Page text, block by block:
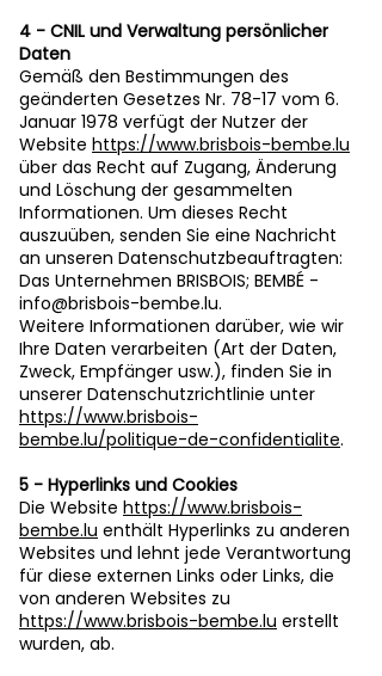
4 - CNIL und Verwaltung persönlicher
Daten
Gemäß den Bestimmungen des
geänderten Gesetzes Nr. 78-17 vom 6.
Januar 1978 verfügt der Nutzer der
Website https://www.brisbois-bembe.lu
über das Recht auf Zugang, Änderung
und Löschung der gesammelten
Informationen. Um dieses Recht
auszuüben, senden Sie eine Nachricht
an unseren Datenschutzbeauftragten:
Das Unternehmen BRISBOIS; BEMBÉ -
info@brisbois-bembe.lu.
Weitere Informationen darüber, wie wir
Ihre Daten verarbeiten (Art der Daten,
Zweck, Empfänger usw.), finden Sie in
unserer Datenschutzrichtlinie unter
https://www.brisbois-
bembe.lu/politique-de-confidentialite.
5 - Hyperlinks und Cookies
Die Website https://www.brisbois-
bembe.lu enthält Hyperlinks zu anderen
Websites und lehnt jede Verantwortung
für diese externen Links oder Links, die
von anderen Websites zu
https://www.brisbois-bembe.lu erstellt
wurden, ab.